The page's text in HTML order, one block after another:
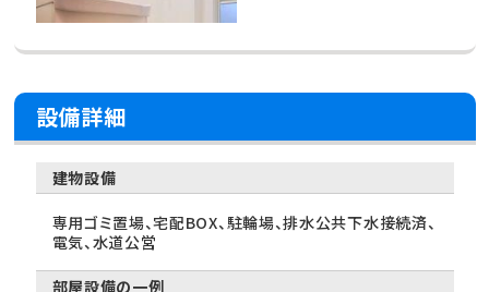
設備詳細
建物設備
専用ゴミ置場、宅配BOX、駐輪場、排水公共下水接続済、
電気、水道公営
部屋設備の一例